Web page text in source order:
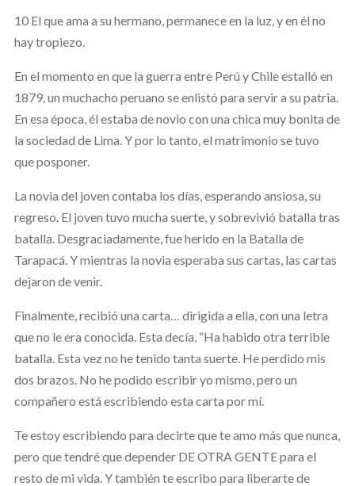
10 El que ama a su hermano, permanece en la luz, y en él no
hay tropiezo.
En el momento en que la guerra entre Perú y Chile estalló en
1879, un muchacho peruano se enlistó para servir a su patria.
En esa época, él estaba de novio con una chica muy bonita de
la sociedad de Lima. Y por lo tanto, el matrimonio se tuvo
que posponer.
La novia del joven contaba los días, esperando ansiosa, su
regreso. El joven tuvo mucha suerte, y sobrevivió batalla tras
batalla. Desgraciadamente, fue herido en la Batalla de
Tarapacá. Y mientras la novia esperaba sus cartas, las cartas
dejaron de venir.
Finalmente, recibió una carta… dirigida a ella, con una letra
que no le era conocida. Esta decía, “Ha habido otra terrible
batalla. Esta vez no he tenido tanta suerte. He perdido mis
dos brazos. No he podido escribir yo mismo, pero un
compañero está escribiendo esta carta por mí.
Te estoy escribiendo para decirte que te amo más que nunca,
pero que tendré que depender DE OTRA GENTE para el
resto de mi vida. Y también te escribo para liberarte de